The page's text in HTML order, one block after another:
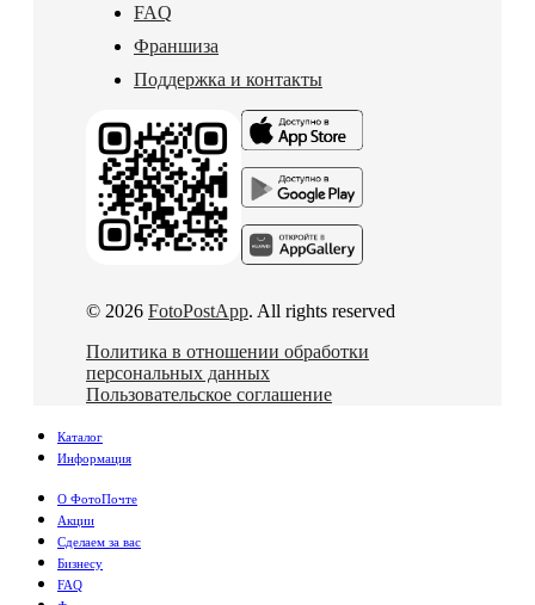
FAQ
Франшиза
Поддержка и контакты
© 2026 FotoPostApp. All rights reserved
Политика в отношении обработки
персональных данных
Пользовательское соглашение
Каталог
Информация
О ФотоПочте
Акции
Сделаем за вас
Бизнесу
FAQ